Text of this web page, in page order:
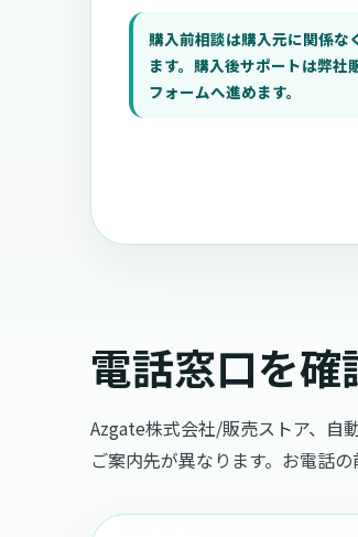
購入前相談は購入元に関係な
ます。購入後サポートは弊社
フォームへ進めます。
電話窓口を確
Azgate株式会社/販売ストア、自
ご案内先が異なります。お電話